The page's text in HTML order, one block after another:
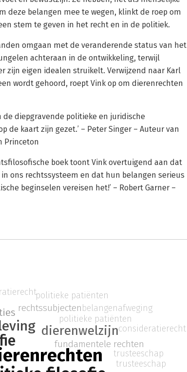
deze belangen mee te wegen, klinkt de roep om
stem te geven in het recht en in de politiek.
omgaan met de veranderende status van het
achteraan in de ontwikkeling, terwijl
zijn eigen idealen struikelt. Verwijzend naar Karl
wordt gehoord, roept Vink op om dierenrechten
de diepgravende politieke en juridische
de kaart zijn gezet.’ – Peter Singer – Auteur van
Princeton
boek toont Vink overtuigend aan dat
ons rechtssysteem en dat hun belangen serieus
beginselen vereisen het!’ – Robert Garner –
dierenwelzijn
fundamentele rechten
rechtssubjecten
politieke patiënten
trusteeschap
politieke patiënten
belangenafweging
trusteeschap
consideratierecht